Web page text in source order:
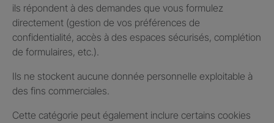
ils répondent à des demandes que vous formulez
directement (gestion de vos préférences de
confidentialité, accès à des espaces sécurisés, complétion
de formulaires, etc.).
Ils ne stockent aucune donnée personnelle exploitable à
des fins commerciales.
Cette catégorie peut également inclure certains cookies